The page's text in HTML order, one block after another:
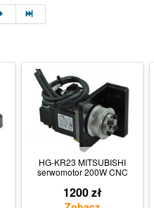
HG-KR23 MITSUBISHI
serwomotor 200W CNC
1200 zł